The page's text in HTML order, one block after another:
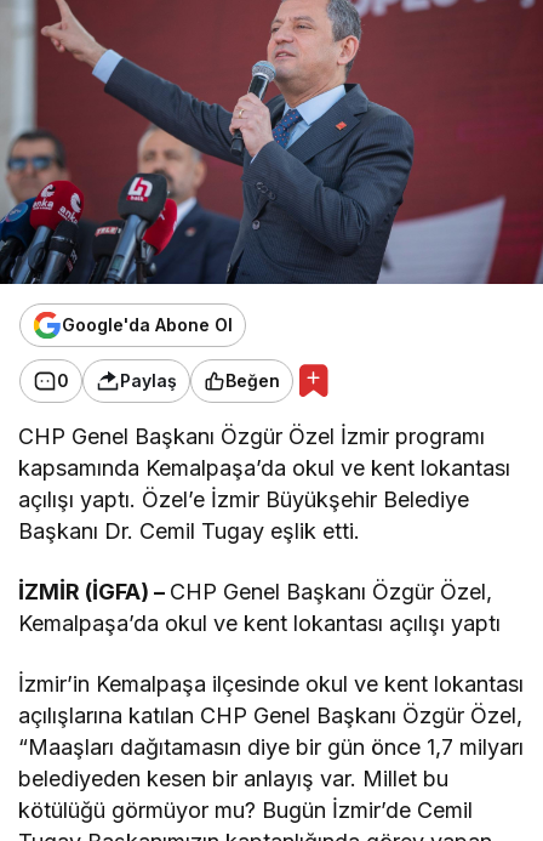
Google'da Abone Ol
0 Paylaş Beğen
CHP Genel Başkanı Özgür Özel İzmir programı
kapsamında Kemalpaşa’da okul ve kent lokantası
açılışı yaptı. Özel’e İzmir Büyükşehir Belediye
Başkanı Dr. Cemil Tugay eşlik etti.
İZMİR (İGFA) – CHP Genel Başkanı Özgür Özel,
Kemalpaşa’da okul ve kent lokantası açılışı yaptı
İzmir’in Kemalpaşa ilçesinde okul ve kent lokantası
açılışlarına katılan CHP Genel Başkanı Özgür Özel,
“Maaşları dağıtamasın diye bir gün önce 1,7 milyarı
belediyeden kesen bir anlayış var. Millet bu
kötülüğü görmüyor mu? Bugün İzmir’de Cemil